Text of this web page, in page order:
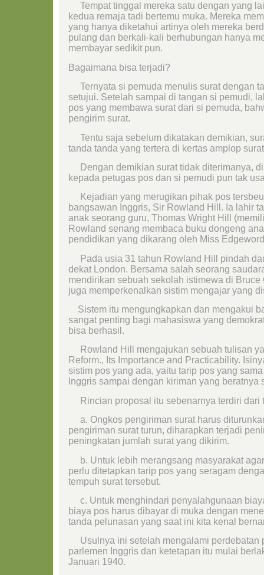
Tempat tinggal mereka satu dengan yang
kedua remaja tadi bertemu muka. Mereka
yang hanya diketahui artinya oleh mereka
pulang dan berkali-kali berhubungan hanya
membayar sedikit pun.
Bagaimana bisa terjadi?
Ternyata si pemuda menulis surat dengan
setujui. Setelah sampai di tangan si pemudi,
pos yang membawa surat dari si pemuda,
pengirim surat.
Tentu saja sebelum dikatakan demikian,
tanda tanda yang tertera di kertas amplop
Dengan demikian surat tidak diterimanya,
kepada petugas pos dan si pemudi pun tak
Kejadian yang merugikan pihak pos
bangsawan Inggris, Sir Rowland Hill. Ia lahir
anak seorang guru, Thomas Wright Hill
Rowland senang membaca buku dongeng
pendidikan yang dikarang oleh Miss
Pada usia 31 tahun Rowland Hill pindah
dekat London. Bersama salah seorang
mendirikan sebuah sekolah istimewa di Bruce
juga memperkenalkan sistim mengajar yang
Sistem itu mengungkapkan dan mengakui
sangat penting bagi mahasiswa yang
bisa berhasil.
Rowland Hill mengajukan sebuah tulisan
Reform., Its Importance and Practicability.
sistim pos yang ada, yaitu tarip pos yang
Inggris sampai dengan kiriman yang beratnya
Rincian proposal itu sebenarnya terdiri dari
a. Ongkos pengiriman surat harus
pengiriman surat turun, diharapkan terjadi
peningkatan jumlah surat yang dikirim.
b. Untuk lebih merangsang masyarakat
perlu ditetapkan tarip pos yang seragam
tempuh surat tersebut.
c. Untuk menghindari penyalahgunaan
biaya pos harus dibayar di muka dengan
tanda pelunasan yang saat ini kita kenal
Usulnya ini setelah mengalami perdebatan
parlemen Inggris dan ketetapan itu mulai
Januari 1940.